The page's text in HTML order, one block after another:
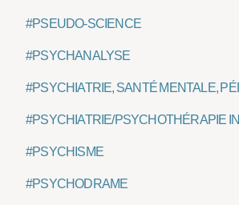
#PSEUDO-SCIENCE
#PSYCHANALYSE
#PSYCHIATRIE, SANTÉ MENTALE,
#PSYCHIATRIE/PSYCHOTHÉRAPIE
#PSYCHISME
#PSYCHODRAME